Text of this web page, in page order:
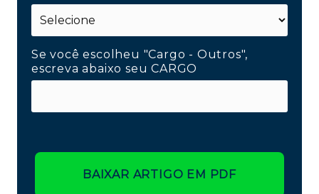
Se você escolheu "Cargo - Outros",
escreva abaixo seu CARGO
BAIXAR ARTIGO EM PDF